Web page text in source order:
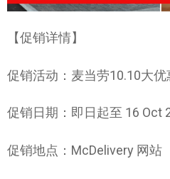
【促销详情】
促销活动：麦当劳10.10大优
促销日期：即日起至 16 Oct
促销地点：McDelivery 网站